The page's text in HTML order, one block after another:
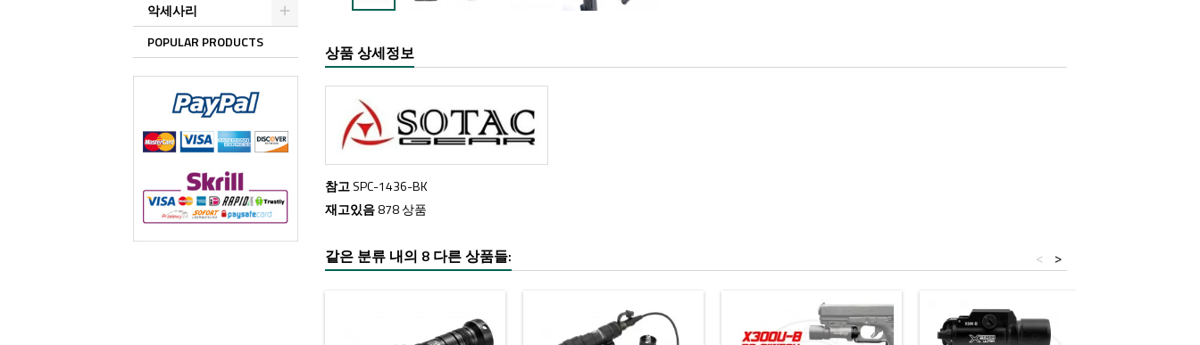
악세사리
POPULAR PRODUCTS
상품 상세정보
참고SPC-1436-BK
재고있음878 상품
같은 분류 내의 8 다른 상품들: >
<